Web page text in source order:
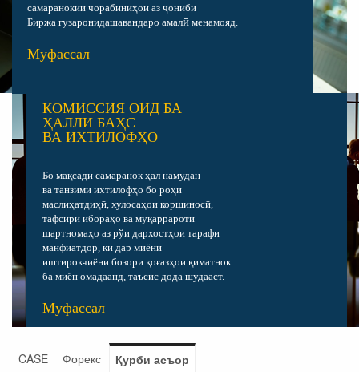
самаранокии чорабиниҳои аз ҷониби
Биржа гузаронидашавандаро амалӣменамояд.
Муфассал
КОМИССИЯ ОИД БА
ҲАЛЛИ БАҲС
ВА ИХТИЛОФҲО
Бо мақсади самаранок ҳал намудан
ва танзими ихтилофҳо бо роҳи
маслиҳатдиҳӣ, хулосаҳои коршиносӣ,
тафсири ибораҳо ва муқаррароти
шартномаҳо аз рўи дархостҳои тарафи
манфиатдор, ки дар миёни
иштирокчиёни бозори қоғазҳои қиматнок
ба миён омадаанд, таъсис дода шудааст.
Муфассал
CASE Форекс Қурби асъор